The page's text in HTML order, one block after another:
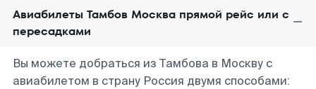
Авиабилеты Тамбов Москва прямой рейс или с
пересадками
Вы можете добраться из Тамбова в Москву с
авиабилетом в страну Россия двумя способами: